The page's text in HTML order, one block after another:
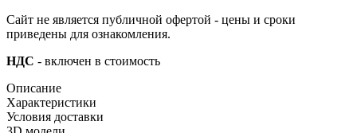
Сайт не является публичной офертой - цены и сроки
приведены для ознакомления.
НДС - включен в стоимость
Описание
Характеристики
Условия доставки